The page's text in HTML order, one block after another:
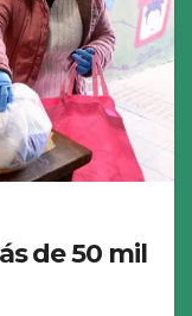
de 50 mil